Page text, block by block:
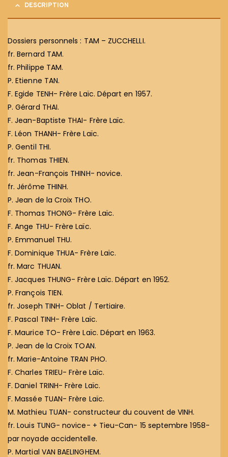
DESCRIPTION
Dossiers personnels : TAM – ZUCCHELLI.
fr. Bernard TAM.
fr. Philippe TAM.
P. Etienne TAN.
F. Egide TENH- Frère Laïc. Départ en 1957.
P. Gérard THAI.
F. Jean-Baptiste THAI- Frère Laïc.
F. Léon THANH- Frère Laïc.
P. Gentil THI.
fr. Thomas THIEN.
fr. Jean-François THINH- novice.
fr. Jérôme THINH.
P. Jean de la Croix THO.
F. Thomas THONG- Frère Laïc.
F. Ange THU- Frère Laïc.
P. Emmanuel THU.
F. Dominique THUA- Frère Laïc.
fr. Marc THUAN.
F. Jacques THUNG- Frère Laïc. Départ en 1952.
P. François TIEN.
fr. Joseph TINH- Oblat / Tertiaire.
F. Pascal TINH- Frère Laïc.
F. Maurice TO- Frère Laïc. Départ en 1963.
P. Jean de la Croix TOAN.
fr. Marie-Antoine TRAN PHO.
F. Charles TRIEU- Frère Laïc.
F. Daniel TRINH- Frère Laïc.
F. Massée TUAN- Frère Laïc.
M. Mathieu TUAN- constructeur du couvent de VINH.
fr. Louis TUNG- novice- + Tieu-Can- 15 septembre 1958-
par noyade accidentelle.
P. Martial VAN BAELINGHEM.